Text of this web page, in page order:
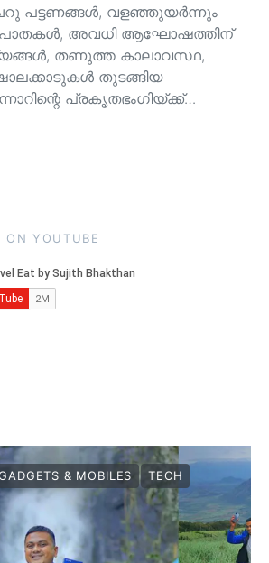
പട്ടണങ്ങള്‍, വളഞ്ഞുയര്‍ന്നും
പാതകള്‍, അവധി ആഘോഷത്തിന്
തണുത്ത കാലാവസ്ഥ,
തുടങ്ങിയ
പ്രകൃതഭംഗിയ്ക്ക്…
ON YOUTUBE
& MOBILES TECH